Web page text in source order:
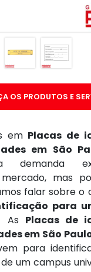
em Placas de
em São
demanda
mas
falar sobre o
para
As Placas de
em São
para
um campus
OS PRODUTOS E